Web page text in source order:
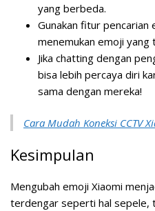
yang berbeda.
Gunakan fitur pencarian
menemukan emoji
Jika chatting dengan
bisa lebih percaya diri
sama dengan mereka!
Cara Mudah Koneksi CCTV
Kesimpulan
Mengubah emoji Xiaomi
terdengar seperti hal sepele,